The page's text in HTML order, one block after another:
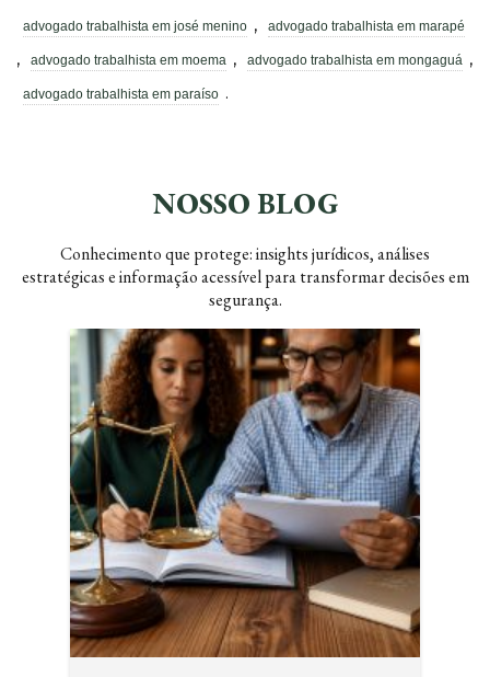
advogado trabalhista em josé menino , advogado trabalhista em marapé
, advogado trabalhista em moema , advogado trabalhista em mongaguá ,
advogado trabalhista em paraíso .
NOSSO BLOG
Conhecimento que protege: insights jurídicos, análises
estratégicas e informação acessível para transformar decisões em
segurança.